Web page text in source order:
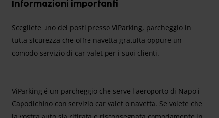
Informazioni importanti
Scegliete uno dei posti presso ViParking, parcheggio in
tutta sicurezza che offre navetta gratuita oppure un
comodo servizio di car valet per i suoi clienti.
ViParking é un parcheggio che serve l'aeroporto di Napoli
Capodichino con servizio car valet o navetta. Se volete che